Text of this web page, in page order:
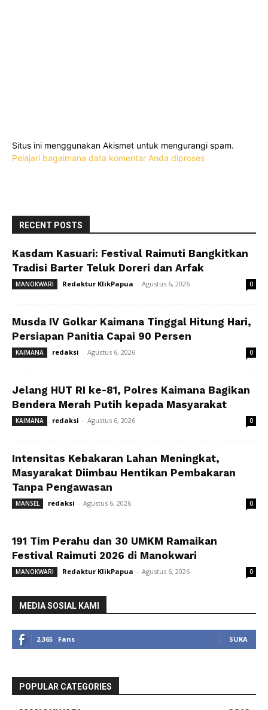
Situs ini menggunakan Akismet untuk mengurangi spam.
Pelajari bagaimana data komentar Anda diproses
RECENT POSTS
Kasdam Kasuari: Festival Raimuti Bangkitkan
Tradisi Barter Teluk Doreri dan Arfak
MANOKWARI Redaktur KlikPapua - Agustus 6, 2026 0
Musda IV Golkar Kaimana Tinggal Hitung Hari,
Persiapan Panitia Capai 90 Persen
KAIMANA redaksi - Agustus 6, 2026 0
Jelang HUT RI ke-81, Polres Kaimana Bagikan
Bendera Merah Putih kepada Masyarakat
KAIMANA redaksi - Agustus 6, 2026 0
Intensitas Kebakaran Lahan Meningkat,
Masyarakat Diimbau Hentikan Pembakaran
Tanpa Pengawasan
MANSEL redaksi - Agustus 6, 2026 0
191 Tim Perahu dan 30 UMKM Ramaikan
Festival Raimuti 2026 di Manokwari
MANOKWARI Redaktur KlikPapua - Agustus 6, 2026 0
MEDIA SOSIAL KAMI
2,365 Fans SUKA
POPULAR CATEGORIES